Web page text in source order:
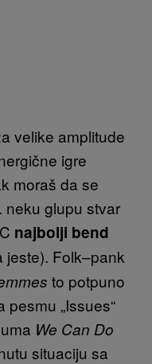
velike amplitude
igre
moraš da se
neku glupu stvar
najbolji bend
jeste). Folk–pank
to potpuno
„Issues“
We Can Do
situaciju sa